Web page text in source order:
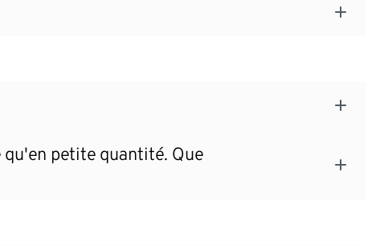
petite quantité. Que